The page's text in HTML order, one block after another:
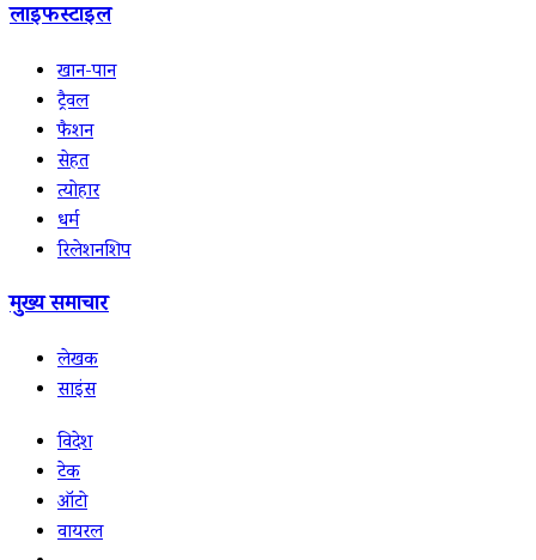
लाइफस्टाइल
खान-पान
ट्रैवल
फैशन
सेहत
त्योहार
धर्म
रिलेशनशिप
मुख्य समाचार
लेखक
साइंस
विदेश
टेक
ऑटो
वायरल